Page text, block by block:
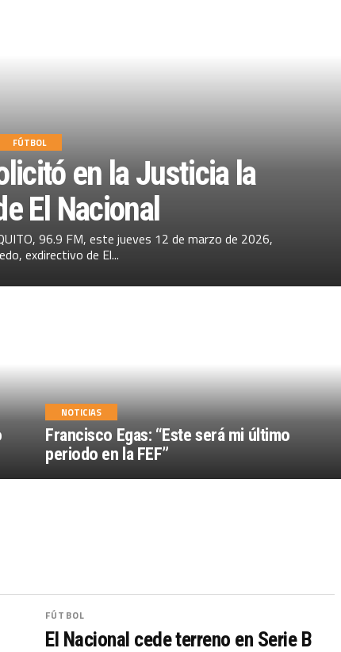
FÚTBOL
en la Justicia la
El Nacional
96.9 FM, este jueves 12 de marzo de 2026,
exdirectivo de El...
NOTICIAS
Francisco Egas: “Este será mi último
periodo en la FEF”
FÚTBOL
El Nacional cede terreno en Serie B